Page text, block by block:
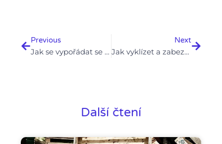
Previous
Jak se vypořádat se starými archivními dokumenty při vyklízení
Next
Jak vyklízet a zabezpečit prostory pro nové nájemníky
Další čtení